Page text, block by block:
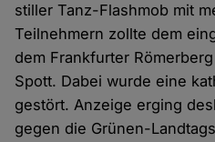
stiller Tanz-Flashmob mit
Teilnehmern zollte dem
dem Frankfurter
Spott. Dabei wurde eine
gestört. Anzeige erging
gegen die Grünen-